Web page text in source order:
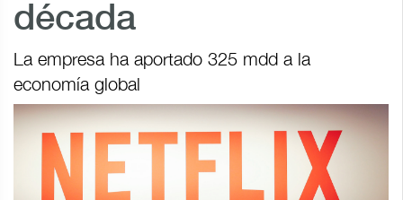
década
La empresa ha aportado 325 mdd a la
economía global